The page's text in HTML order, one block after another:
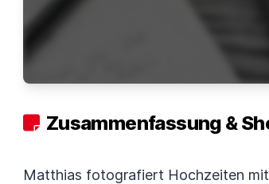
Zusammenfassung &
Matthias fotografiert Hochzeiten